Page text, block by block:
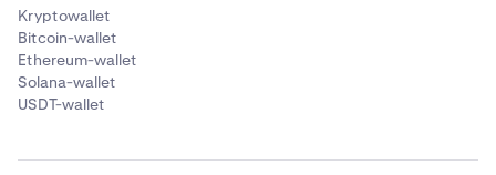
Kryptowallet
Bitcoin-wallet
Ethereum-wallet
Solana-wallet
USDT-wallet